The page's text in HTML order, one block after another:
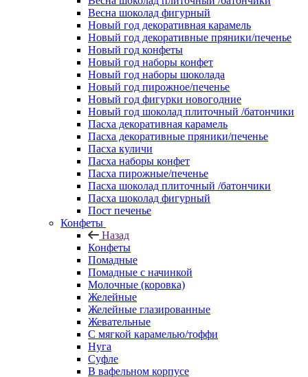
Весна шоколад фигурный
Новый год декоративная карамель
Новый год декоративные пряники/печенье
Новый год конфеты
Новый год наборы конфет
Новый год наборы шоколада
Новый год пирожное/печенье
Новый год фигурки новогодние
Новый год шоколад плиточный /батончики
Пасха декоративная карамель
Пасха декоративные пряники/печенье
Пасха куличи
Пасха наборы конфет
Пасха пирожные/печенье
Пасха шоколад плиточный /батончики
Пасха шоколад фигурный
Пост печенье
Конфеты
Назад
Конфеты
Помадные
Помадные с начинкой
Молочные (коровка)
Желейные
Желейные глазированные
Жевательные
С мягкой карамелью/тоффи
Нуга
Суфле
В вафельном корпусе